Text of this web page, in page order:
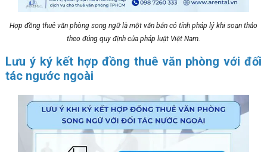
Hợp đồng thuê văn phòng song ngữ là một văn bản có tính pháp lý khi soạn thảo
theo đúng quy định của pháp luật Việt Nam.
Lưu ý ký kết hợp đồng thuê văn phòng với đối
tác ngước ngoài